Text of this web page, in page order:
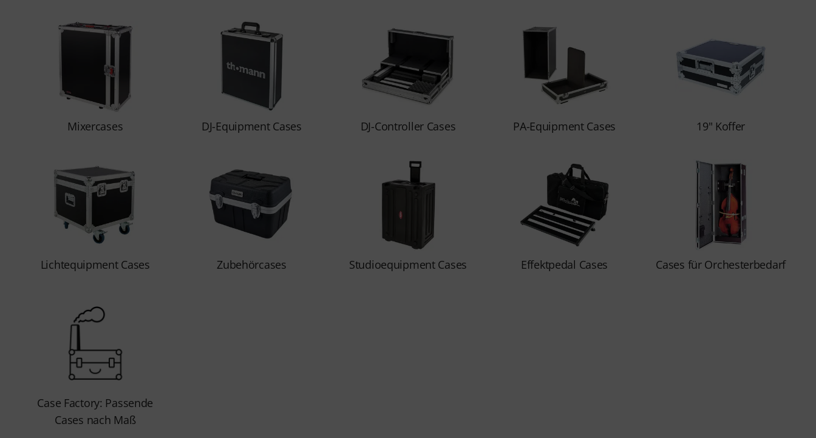
Mixercases DJ-Equipment Cases DJ-Controller Cases PA-Equipment Cases 19" Koffer
Lichtequipment Cases Zubehörcases Studioequipment Cases Effektpedal Cases Cases für Orchesterbedarf
Case Factory: Passende
Cases nach Maß